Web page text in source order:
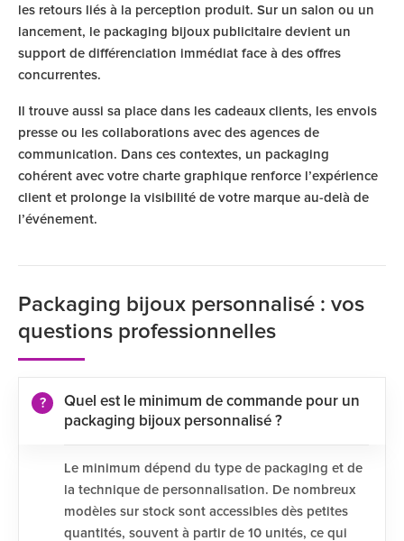
les retours liés à la perception produit. Sur un salon ou un
lancement, le packaging bijoux publicitaire devient un
support de différenciation immédiat face à des offres
concurrentes.
Il trouve aussi sa place dans les cadeaux clients, les envois
presse ou les collaborations avec des agences de
communication. Dans ces contextes, un packaging
cohérent avec votre charte graphique renforce l’expérience
client et prolonge la visibilité de votre marque au-delà de
l’événement.
Packaging bijoux personnalisé : vos
questions professionnelles
Quel est le minimum de commande pour un
packaging bijoux personnalisé ?
Le minimum dépend du type de packaging et de
la technique de personnalisation. De nombreux
modèles sur stock sont accessibles dès petites
quantités, souvent à partir de 10 unités, ce qui